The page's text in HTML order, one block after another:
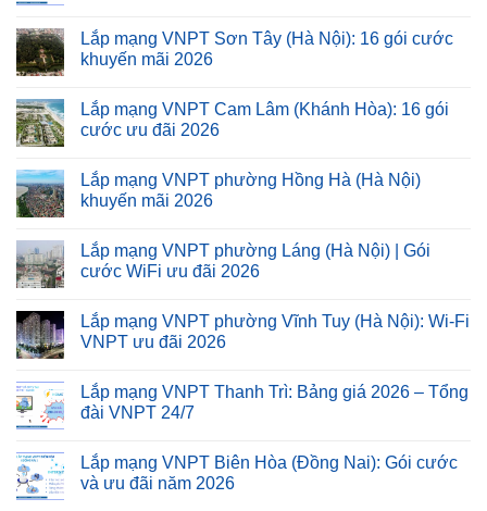
Lắp mạng VNPT Sơn Tây (Hà Nội): 16 gói cước
khuyến mãi 2026
Lắp mạng VNPT Cam Lâm (Khánh Hòa): 16 gói
cước ưu đãi 2026
Lắp mạng VNPT phường Hồng Hà (Hà Nội)
khuyến mãi 2026
Lắp mạng VNPT phường Láng (Hà Nội) | Gói
cước WiFi ưu đãi 2026
Lắp mạng VNPT phường Vĩnh Tuy (Hà Nội): Wi-Fi
VNPT ưu đãi 2026
Lắp mạng VNPT Thanh Trì: Bảng giá 2026 – Tổng
đài VNPT 24/7
Lắp mạng VNPT Biên Hòa (Đồng Nai): Gói cước
và ưu đãi năm 2026